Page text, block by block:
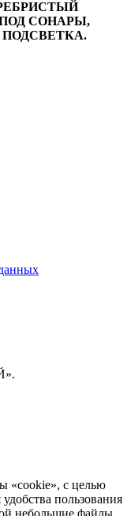
ПОД СОНАРЫ,
«cookie», с целью
пользования
небольшие файлы,